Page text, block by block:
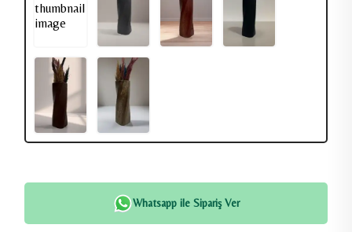
Whatsapp ile Sipariş Ver